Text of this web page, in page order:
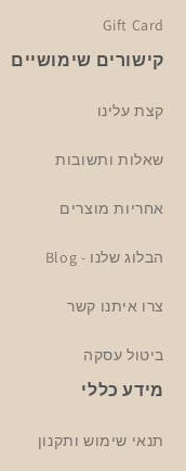
Gift Card
קישורים שימושיים
קצת עלינו
שאלות ותשובות
אחריות מוצרים
הבלוג שלנו - Blog
צרו איתנו קשר
ביטול עסקה
מידע כללי
תנאי שימוש ותקנון